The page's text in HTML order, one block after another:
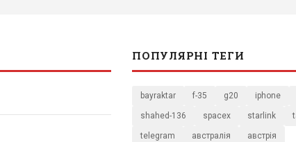
ПОПУЛЯРНІ ТЕГИ
bayraktar f-35 g20 iphone
shahed-136 spacex starlink
telegram австралія австрія